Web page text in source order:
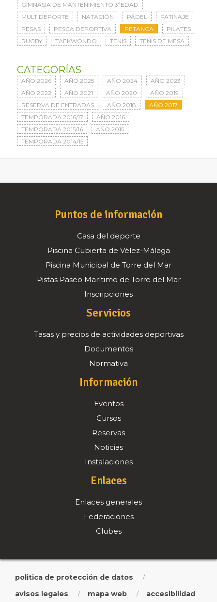
GIMNASIA DE MANTENIMIENTO 3ªEDAD
MULTIDEPORTE
NATACIÓN PÁDEL
PATINAJE
PESAS
PESCA DEPORTIVA PETANCA
PILATES
RUGBY
TAEKWONDO TENIS TENIS DE MESA
CATEGORÍAS
AÑO 2026 AÑO 2025 AÑO 2024
AÑO 2023
AÑO 2022
AÑO 2021 AÑO 2020
AÑO 2019
RESERVA DE ENTRADAS
AÑO 2018
AÑO 2017
TEMPORADA 2016/17
AÑO 2016
TEMPORADA 2015/16
AÑO 2015
TEMPORADA 2014/15
Puntos de información
Casa del deporte
Piscina Cubierta de Vélez-Málaga
Piscina Municipal de Torre del Mar
Pistas Paseo Marítimo de Torre del Mar
Inscripciones
Servicios
Tasas y precios de actividades deportivas
Documentos
Normativa
Información
Eventos
Cursos
Reservas
Noticias
Instalaciones
Enlaces
Enlaces generales
Federaciones
Clubes
politica de protección de datos /
avisos legales / mapa web / accesibilidad